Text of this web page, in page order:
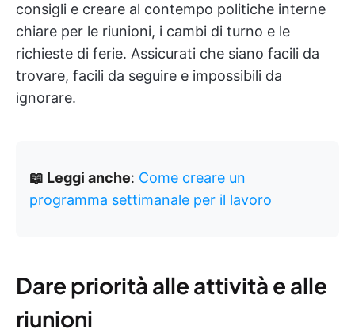
consigli e creare al contempo politiche interne
chiare per le riunioni, i cambi di turno e le
richieste di ferie. Assicurati che siano facili da
trovare, facili da seguire e impossibili da
ignorare.
📖 Leggi anche: Come creare un
programma settimanale per il lavoro
Dare priorità alle attività e alle
riunioni